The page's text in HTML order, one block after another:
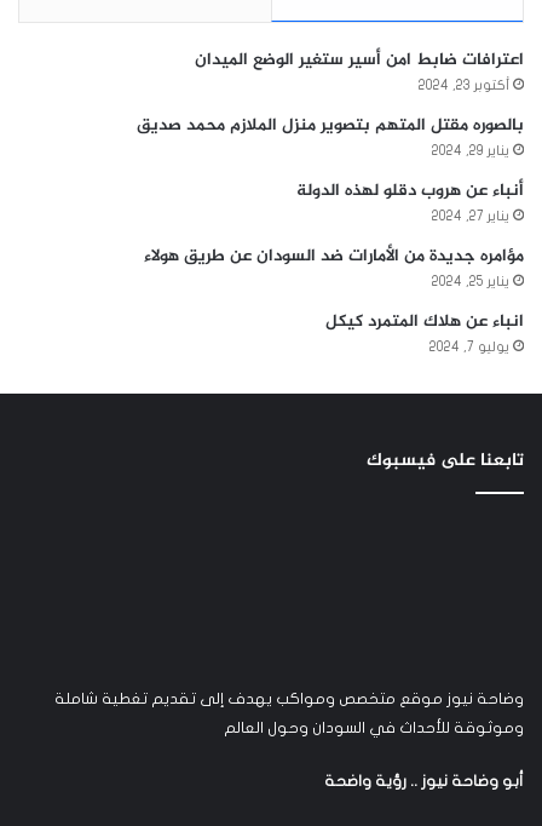
اعترافات ضابط امن أسير ستغير الوضع الميدان
أكتوبر 23, 2024
بالصوره مقتل المتهم بتصوير منزل الملازم محمد صديق
يناير 29, 2024
أنباء عن هروب دقلو لهذه الدولة
يناير 27, 2024
مؤامره جديدة من الأمارات ضد السودان عن طريق هولاء
يناير 25, 2024
انباء عن هلاك المتمرد كيكل
يوليو 7, 2024
تابعنا على فيسبوك
وضاحة نيوز موقع متخصص ومواكب يهدف إلى تقديم تغطية شاملة
وموثوقة للأحداث في السودان وحول العالم
أبو وضاحة نيوز .. رؤية واضحة